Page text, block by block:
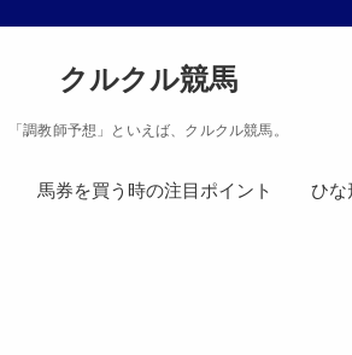
クルクル競馬
「調教師予想」といえば、クルクル競馬。
馬券を買う時の注目ポイント ひな